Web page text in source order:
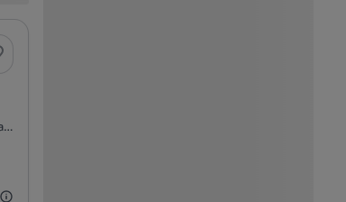
Algueirão-Velho - Baratã - Casal da Mata, Algueirão-Mem Martins, Sintra, Lisboa